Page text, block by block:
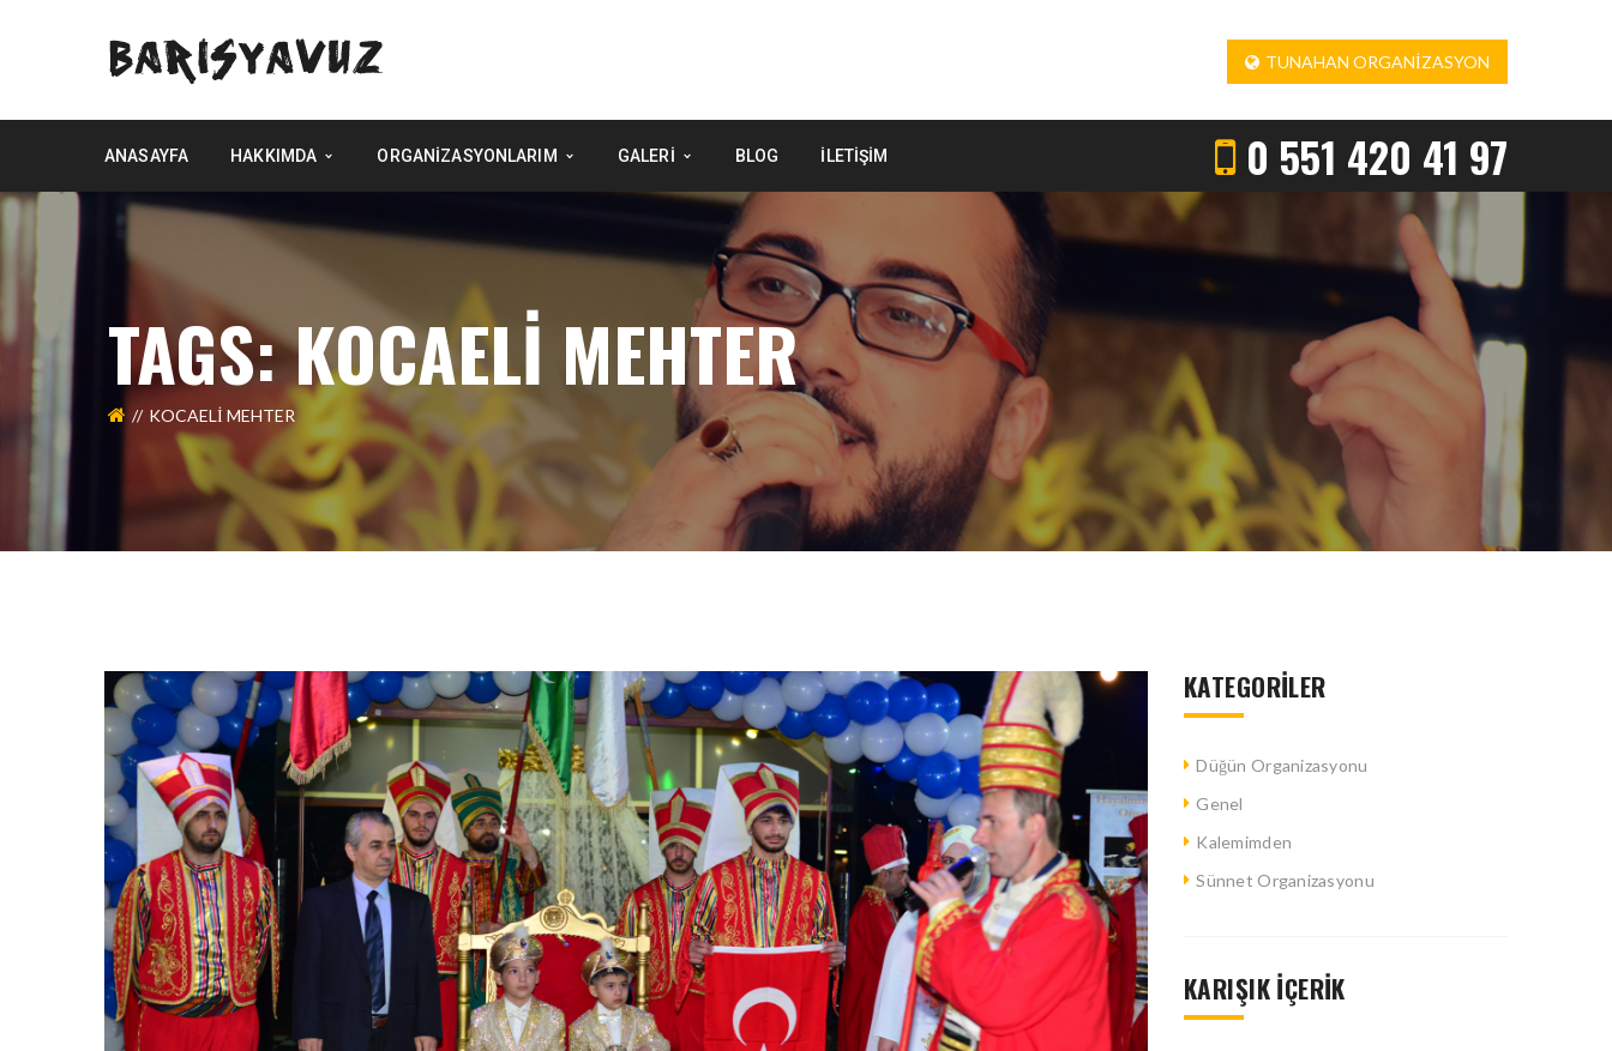
TUNAHAN ORGANIZASYON
ANASAYFA HAKKIMDA ORGANIZASYONLARIM GALERI BLOG İLETIŞIM 0 551 420 41 97
TAGS: KOCAELİ MEHTER
KOCAELİ MEHTER
KATEGORILER
Düğün Organizasyonu
Genel
Kalemimden
Sünnet Organizasyonu
KARIŞIK İÇERIK